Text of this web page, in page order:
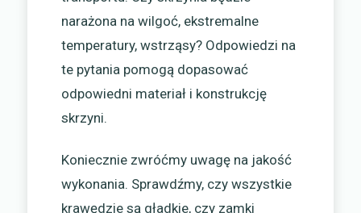
narażona na wilgoć, ekstremalne
temperatury, wstrząsy? Odpowiedzi na
te pytania pomogą dopasować
odpowiedni materiał i konstrukcję
skrzyni.
Koniecznie zwróćmy uwagę na jakość
wykonania. Sprawdźmy, czy wszystkie
krawędzie są gładkie, czy zamki